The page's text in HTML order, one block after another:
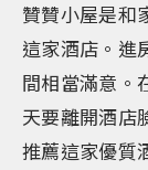
贊贊小屋是和
這家酒店。進
間相當滿意。
天要離開酒店
推薦這家優質